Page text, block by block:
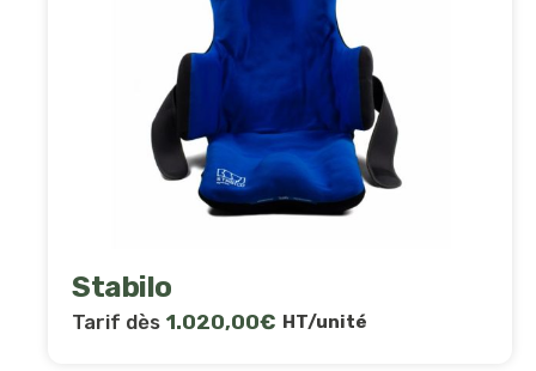
Stabilo
Tarif dès 1.020,00€ HT/unité